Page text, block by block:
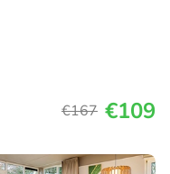
€167 €109